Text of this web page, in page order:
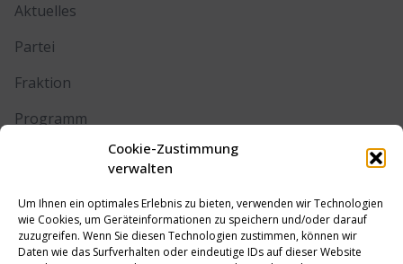
Cookie-Zustimmung
verwalten
Um Ihnen ein optimales Erlebnis zu bieten, verwenden wir Technologien
wie Cookies, um Geräteinformationen zu speichern und/oder darauf
zuzugreifen. Wenn Sie diesen Technologien zustimmen, können wir
Daten wie das Surfverhalten oder eindeutige IDs auf dieser Website
Aktuelles
Partei
Fraktion
Programm
RECHTLICHES
Impressum